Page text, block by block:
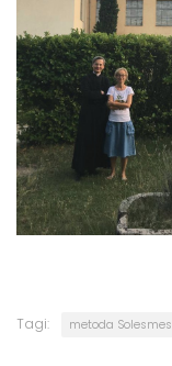
Tagi: metoda Solesmes